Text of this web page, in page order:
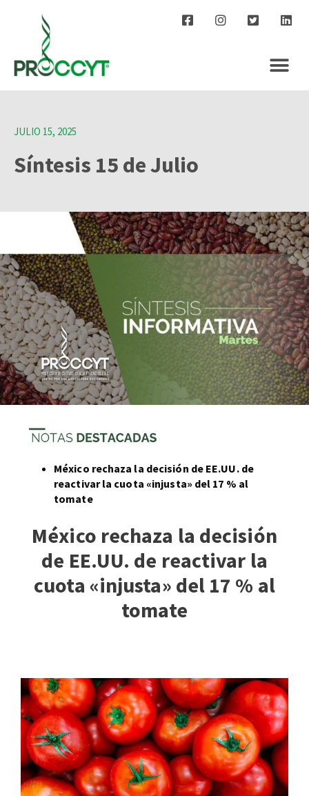
JULIO 15, 2025
Síntesis 15 de Julio
México rechaza la decisión de EE.UU. de
reactivar la cuota «injusta» del 17 % al
tomate
México rechaza la decisión
de EE.UU. de reactivar la
cuota «injusta» del 17 % al
tomate